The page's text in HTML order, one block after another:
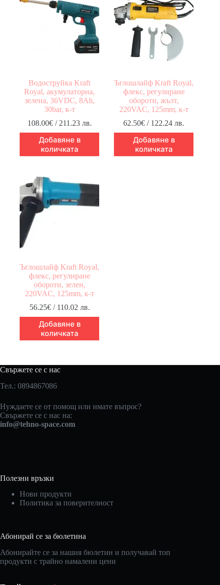
Водоструйка Kraft
Royal, акумулаторна,
зелена, 36VDC, 8Ah,
30bar, к-т
108.00€/ 211.23 лв.
Добавяне в
количката
Ъглошлайф Kraft Royal,
флекс, регулиране
обороти, жълт,
220VAC, 125mm, к-т
62.50€ / 122.24 лв.
Добавяне в
количката
Ъглошлайф Kraft Royal,
флекс, регулиране
обороти, зелен,
220VAC, 125mm, к-т
56.25€/ 110.02 лв.
Добавяне в
количката
Свържете се с нас
Тел.: 0894867086
Нуждаете се от помощ или имате въпрос?
Свържете се с нас на:
info@tehno-space.com
Полезни връзки
Нови продукти
Политика за поверителност
Абонирай се за бюлетина
Абонирайте се за нашия бюлетин и получавай топ
продукти с трайно намалени цени